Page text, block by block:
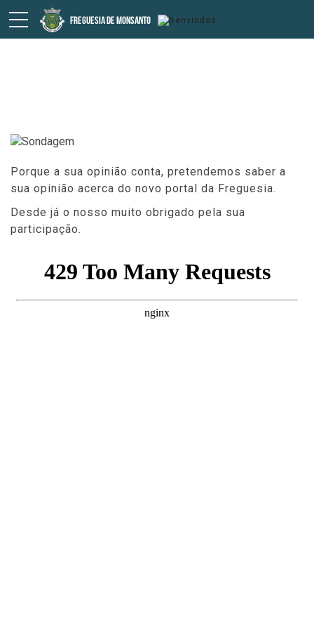
Porque a sua opinião conta, pretendemos saber a
sua opinião acerca do novo portal da Freguesia.
Desde já o nosso muito obrigado pela sua
participação.